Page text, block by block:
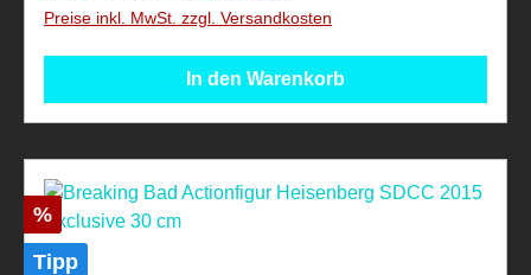
Preise inkl. MwSt. zzgl. Versandkosten
In den Warenkorb
Rabatt
%
Tipp